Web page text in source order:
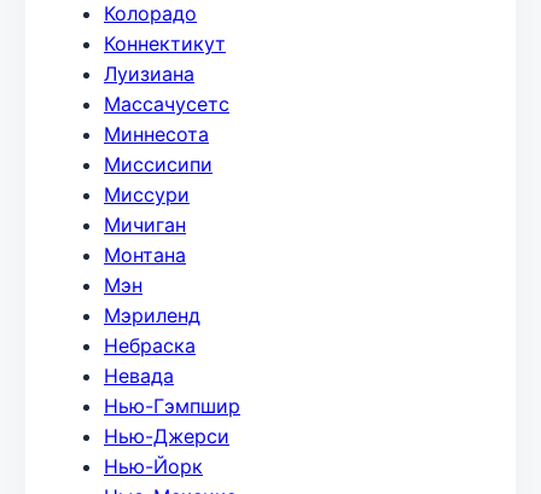
Колорадо
Коннектикут
Луизиана
Массачусетс
Миннесота
Миссисипи
Миссури
Мичиган
Монтана
Мэн
Мэриленд
Небраска
Невада
Нью-Гэмпшир
Нью-Джерси
Нью-Йорк